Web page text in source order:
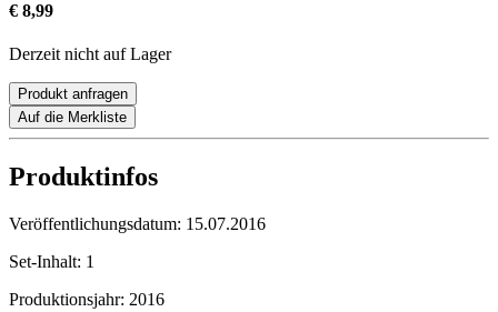
€ 8,99
Derzeit nicht auf Lager
Produkt anfragen
Auf die Merkliste
Produktinfos
Veröffentlichungsdatum: 15.07.2016
Set-Inhalt: 1
Produktionsjahr: 2016